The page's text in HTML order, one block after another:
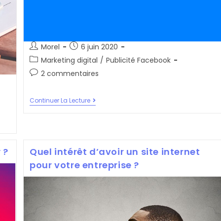
Auteur/autrice
de
la
publication :
Morel
Post
published:
6 juin 2020
Post
category:
Marketing digital / Publicité Facebook
Post2 commentaires
Continuer La LectureLe
Nécessaire
La
Publicité
Facebook
Quel intérêt d’avoir un site internet
pour votre entreprise ?